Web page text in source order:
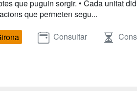
que puguin sorgir. • Cada unitat
que permeten segu...
Consultar